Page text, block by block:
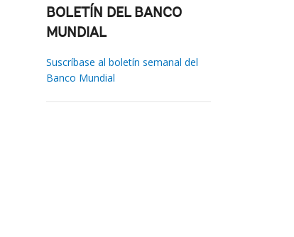
BOLETÍN DEL BANCO
MUNDIAL
Suscríbase al boletín semanal del
Banco Mundial